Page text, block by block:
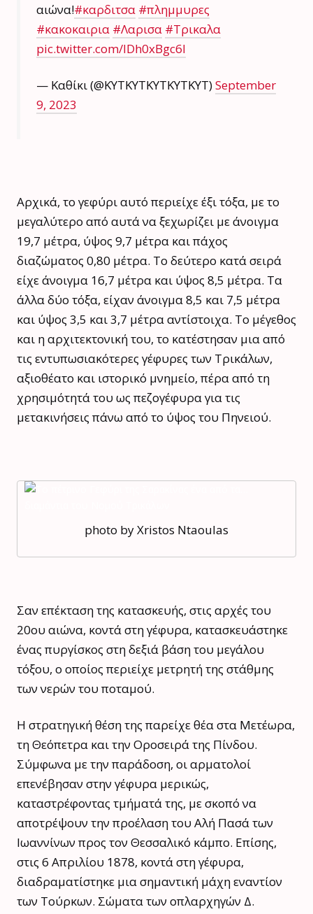
αιώνα!#καρδιτσα #πλημμυρες
#κακοκαιρια #Λαρισα #Τρικαλα
pic.twitter.com/lDh0xBgc6I
— Καθίκι (@KYTKYTKYTKYTKYT)September
9, 2023
Αρχικά, το γεφύρι αυτό περιείχε έξι τόξα, με το
μεγαλύτερο από αυτά να ξεχωρίζει με άνοιγμα
19,7 μέτρα, ύψος 9,7 μέτρα και πάχος
διαζώματος 0,80 μέτρα. Το δεύτερο κατά σειρά
είχε άνοιγμα 16,7 μέτρα και ύψος 8,5 μέτρα. Τα
άλλα δύο τόξα, είχαν άνοιγμα 8,5 και 7,5 μέτρα
και ύψος 3,5 και 3,7 μέτρα αντίστοιχα. Το μέγεθος
και η αρχιτεκτονική του, το κατέστησαν μια από
τις εντυπωσιακότερες γέφυρες των Τρικάλων,
αξιοθέατο και ιστορικό μνημείο, πέρα από τη
χρησιμότητά του ως πεζογέφυρα για τις
μετακινήσεις πάνω από το ύψος του Πηνειού.
photo by Xristos Ntaoulas
Σαν επέκταση της κατασκευής, στις αρχές του
20ου αιώνα, κοντά στη γέφυρα, κατασκευάστηκε
ένας πυργίσκος στη δεξιά βάση του μεγάλου
τόξου, ο οποίος περιείχε μετρητή της στάθμης
των νερών του ποταμού.
Η στρατηγική θέση της παρείχε θέα στα Μετέωρα,
τη Θεόπετρα και την Οροσειρά της Πίνδου.
Σύμφωνα με την παράδοση, οι αρματολοί
επενέβησαν στην γέφυρα μερικώς,
καταστρέφοντας τμήματά της, με σκοπό να
αποτρέψουν την προέλαση του Αλή Πασά των
Ιωαννίνων προς τον Θεσσαλικό κάμπο. Επίσης,
στις 6 Απριλίου 1878, κοντά στη γέφυρα,
διαδραματίστηκε μια σημαντική μάχη εναντίον
των Τούρκων. Σώματα των οπλαρχηγών Δ.